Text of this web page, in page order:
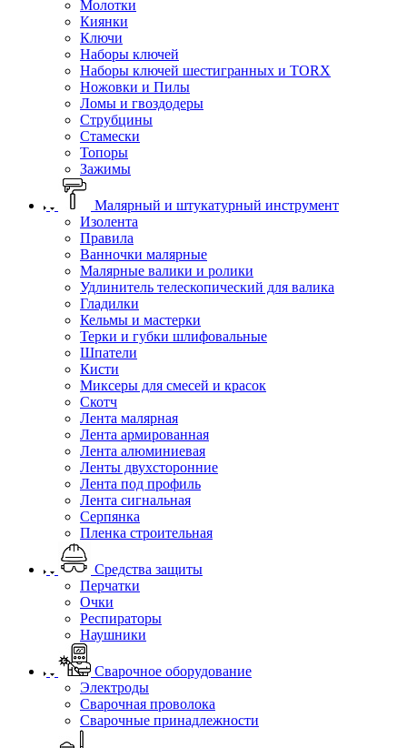
Молотки
Киянки
Ключи
Наборы ключей
Наборы ключей шестигранных и TORX
Ножовки и Пилы
Ломы и гвоздодеры
Струбцины
Стамески
Топоры
Зажимы
Малярный и штукатурный инструмент
Изолента
Правила
Ванночки малярные
Малярные валики и ролики
Удлинитель телескопический для валика
Гладилки
Кельмы и мастерки
Терки и губки шлифовальные
Шпатели
Кисти
Миксеры для смесей и красок
Скотч
Лента малярная
Лента армированная
Лента алюминиевая
Ленты двухсторонние
Лента под профиль
Лента сигнальная
Серпянка
Пленка строительная
Средства защиты
Перчатки
Очки
Респираторы
Наушники
Сварочное оборудование
Электроды
Сварочная проволока
Сварочные принадлежности